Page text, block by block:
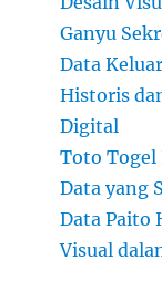
Ganyu
Data
Historis
Digital
Toto Togel
Data yang
Data Paito
Visual